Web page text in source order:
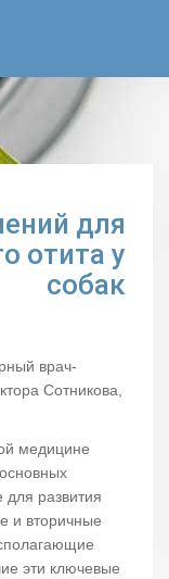
для
отита у
собак
врач-
Сотникова,
медицине
развития
и вторичные
эти ключевые